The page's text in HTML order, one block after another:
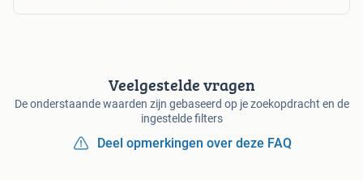
Veelgestelde vragen
De onderstaande waarden zijn gebaseerd op je zoekopdracht en de
ingestelde filters
Deel opmerkingen over deze FAQ